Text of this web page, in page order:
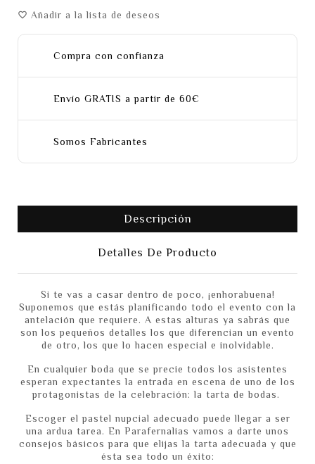
favorite_border Añadir a la lista de deseos
Compra con confianza
Envío GRATIS a partir de 60€
Somos Fabricantes
Descripción
Detalles De Producto
Si te vas a casar dentro de poco, ¡enhorabuena!
Suponemos que estás planificando todo el evento con la
antelación que requiere. A estas alturas ya sabrás que
son los pequeños detalles los que diferencian un evento
de otro, los que lo hacen especial e inolvidable.
En cualquier boda que se precie todos los asistentes
esperan expectantes la entrada en escena de uno de los
protagonistas de la celebración: la tarta de bodas.
Escoger el pastel nupcial adecuado puede llegar a ser
una ardua tarea. En Parafernalias vamos a darte unos
consejos básicos para que elijas la tarta adecuada y que
ésta sea todo un éxito: